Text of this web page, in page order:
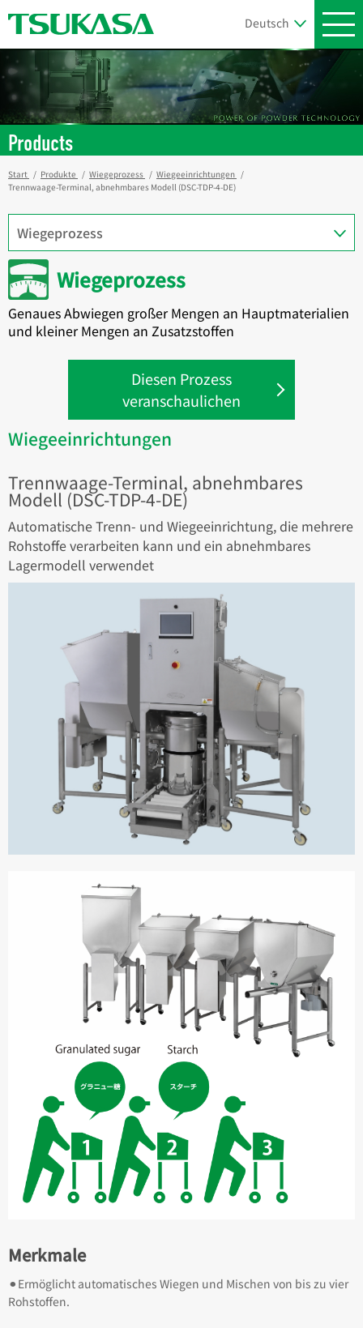
Products
Start Produkte Wiegeprozess
Wiegeeinrichtungen
Trennwaage-Terminal, abnehmbares Modell (DSC-TDP-4-DE)
Wiegeprozess
Genaues Abwiegen großer Mengen an Hauptmaterialien
und kleiner Mengen an Zusatzstoffen
Diesen Prozess
veranschaulichen
Wiegeeinrichtungen
Trennwaage-Terminal, abnehmbares
Modell (DSC-TDP-4-DE)
Automatische Trenn- und Wiegeeinrichtung, die mehrere
Rohstoffe verarbeiten kann und ein abnehmbares
Lagermodell verwendet
Merkmale
⚫︎Ermöglicht automatisches Wiegen und Mischen von bis zu vier
Rohstoffen.